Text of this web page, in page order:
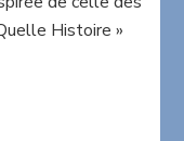
Histoire »